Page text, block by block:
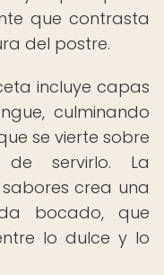
que contrasta
del postre.
incluye capas
culminando
se vierte sobre
servirlo. La
crea una
bocado, que
lo dulce y lo